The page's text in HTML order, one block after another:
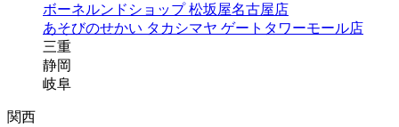
ボーネルンドショップ 松坂屋名古屋店
あそびのせかい タカシマヤ ゲートタワーモール店
三重
静岡
岐阜
関西